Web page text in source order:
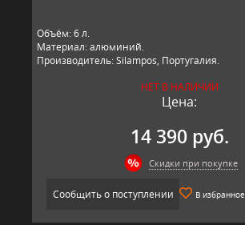
Объём: 6 л.
Материал: алюминий.
Производитель: Silampos, Португалия.
НЕТ В НАЛИЧИИ
Цена:
14 390 руб.
Скидки при покупке
Сообщить о поступлении В избранное